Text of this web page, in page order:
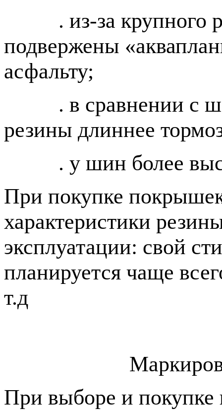
. из-за крупного
подвержены
асфальту;
. в сравнении с
резины длиннее
. у шин более
При покупке
характеристики
эксплуатации: свой
планируется чаще
т.д
При выборе и покупке